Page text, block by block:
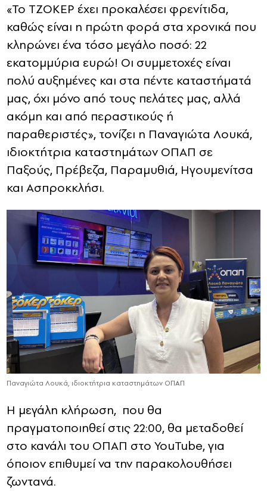
«Το ΤΖΟΚΕΡ έχει προκαλέσει φρενίτιδα,
καθώς είναι η πρώτη φορά στα χρονικά που
κληρώνει ένα τόσο μεγάλο ποσό: 22
εκατομμύρια ευρώ! Οι συμμετοχές είναι
πολύ αυξημένες και στα πέντε καταστήματά
μας, όχι μόνο από τους πελάτες μας, αλλά
ακόμη και από περαστικούς ή
παραθεριστές», τονίζει η Παναγιώτα Λουκά,
ιδιοκτήτρια καταστημάτων ΟΠΑΠ σε
Παξούς, Πρέβεζα, Παραμυθιά, Ηγουμενίτσα
και Ασπροκκλήσι.
Παναγιώτα Λουκά, ιδιοκτήτρια καταστημάτων ΟΠΑΠ
Η μεγάλη κλήρωση, που θα
πραγματοποιηθεί στις 22:00, θα μεταδοθεί
στο κανάλι του ΟΠΑΠ στο YouTube, για
όποιον επιθυμεί να την παρακολουθήσει
ζωντανά.